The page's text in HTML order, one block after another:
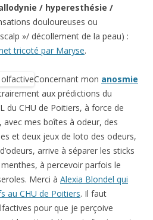
/ hyperesthésie /
douloureuses ou
»/ décollement de la peau) :
tricoté par Maryse.
Concernant mon anosmie
aux prédictions du
du CHU de Poitiers, à force de
mes boîtes à odeur, des
et deux jeux de loto des odeurs,
arrive à séparer les sticks
à percevoir parfois le
Merci à Alexia Blondel qui
au CHU de Poitiers. Il faut
pour que je perçoive